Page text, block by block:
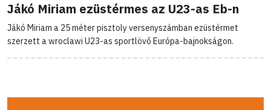
Jákó Miriam ezüstérmes az U23-as Eb-n
Jákó Miriam a 25 méter pisztoly versenyszámban ezüstérmet
szerzett a wroclawi U23-as sportlövő Európa-bajnokságon.